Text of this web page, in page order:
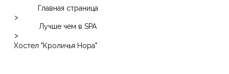
Главная страница
>
Лучше чем в SPA
>
Хостел "Кроличья Нора"